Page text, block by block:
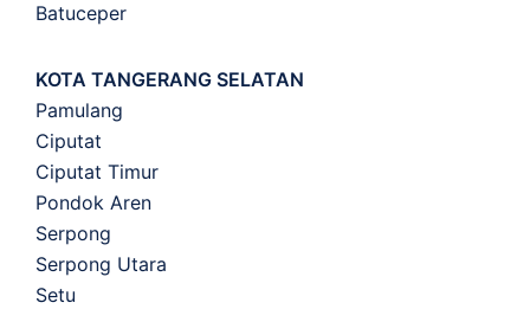
Batuceper
KOTA TANGERANG SELATAN
Pamulang
Ciputat
Ciputat Timur
Pondok Aren
Serpong
Serpong Utara
Setu